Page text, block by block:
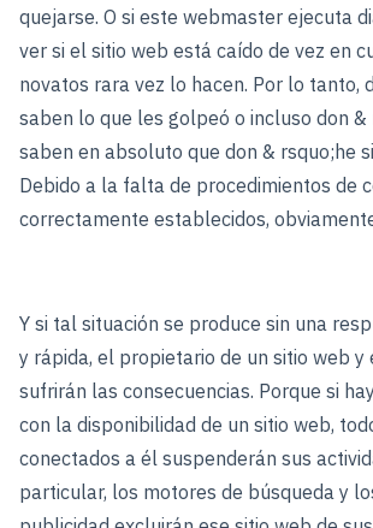
quejarse. O si este webmaster ejecuta
ver si el sitio web está caído de vez en
novatos rara vez lo hacen. Por lo tanto,
saben lo que les golpeó o incluso don &
saben en absoluto que don & rsquo;he
Debido a la falta de procedimientos de
correctamente establecidos,
Y si tal situación se produce sin una
y rápida, el propietario de un sitio web
sufrirán las consecuencias. Porque si
con la disponibilidad de un sitio web,
conectados a él suspenderán sus
particular, los motores de búsqueda y